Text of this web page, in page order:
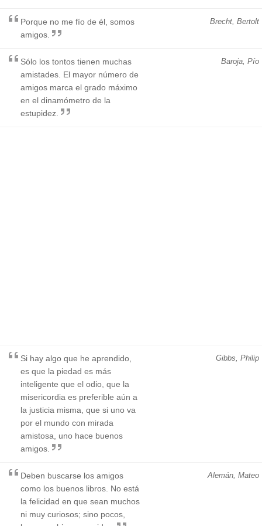
Brecht, Bertolt
Porque no me fío de él, somos
amigos.
Baroja, Pío
Sólo los tontos tienen muchas
amistades. El mayor número de
amigos marca el grado máximo
en el dinamómetro de la
estupidez.
Gibbs, Philip
Si hay algo que he aprendido,
es que la piedad es más
inteligente que el odio, que la
misericordia es preferible aún a
la justicia misma, que si uno va
por el mundo con mirada
amistosa, uno hace buenos
amigos.
Alemán, Mateo
Deben buscarse los amigos
como los buenos libros. No está
la felicidad en que sean muchos
ni muy curiosos; sino pocos,